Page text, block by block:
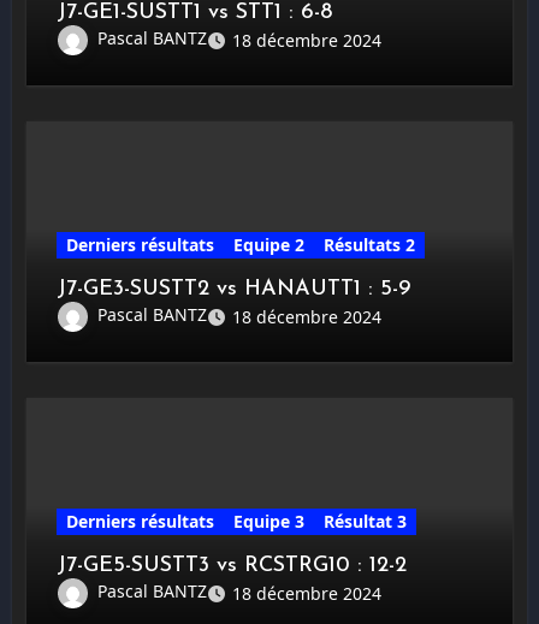
J7-GE1-SUSTT1 vs STT1 : 6-8
Pascal BANTZ
18 décembre 2024
Derniers résultats Equipe 2
Résultats 2
J7-GE3-SUSTT2 vs HANAUTT1 : 5-9
Pascal BANTZ
18 décembre 2024
Derniers résultats Equipe 3
Résultat 3
J7-GE5-SUSTT3 vs RCSTRG10 : 12-2
Pascal BANTZ
18 décembre 2024